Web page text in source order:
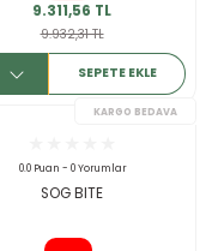
9.311,56 TL
9.932,31 TL
SEPETE EKLE
0.0 Puan - 0 Yorumlar
SOG BITE